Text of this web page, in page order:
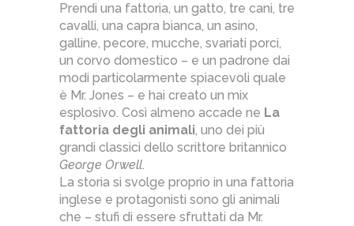
Prendi una fattoria, un gatto, tre cani, tre
cavalli, una capra bianca, un asino,
galline, pecore, mucche, svariati porci,
un corvo domestico – e un padrone dai
modi particolarmente spiacevoli quale
è Mr. Jones – e hai creato un mix
esplosivo. Così almeno accade ne La
fattoria degli animali, uno dei più
grandi classici dello scrittore britannico
George Orwell.
La storia si svolge proprio in una fattoria
inglese e protagonisti sono gli animali
che – stufi di essere sfruttati da Mr.